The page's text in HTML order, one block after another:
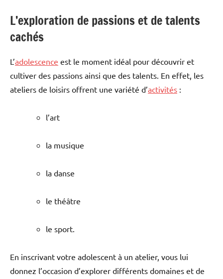
L’exploration de passions et de talents
cachés
L’adolescence est le moment idéal pour découvrir et
cultiver des passions ainsi que des talents. En effet, les
ateliers de loisirs offrent une variété d’activités :
l’art
la musique
la danse
le théâtre
le sport.
En inscrivant votre adolescent à un atelier, vous lui
donnez l’occasion d’explorer différents domaines et de